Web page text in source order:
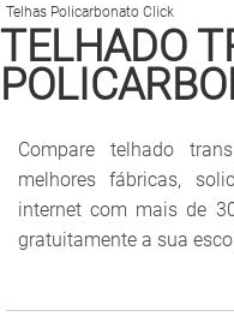
Telhas Policarbonato Click
TELHADO
Compare telhado
melhores fábricas,
internet com mais de
gratuitamente a sua